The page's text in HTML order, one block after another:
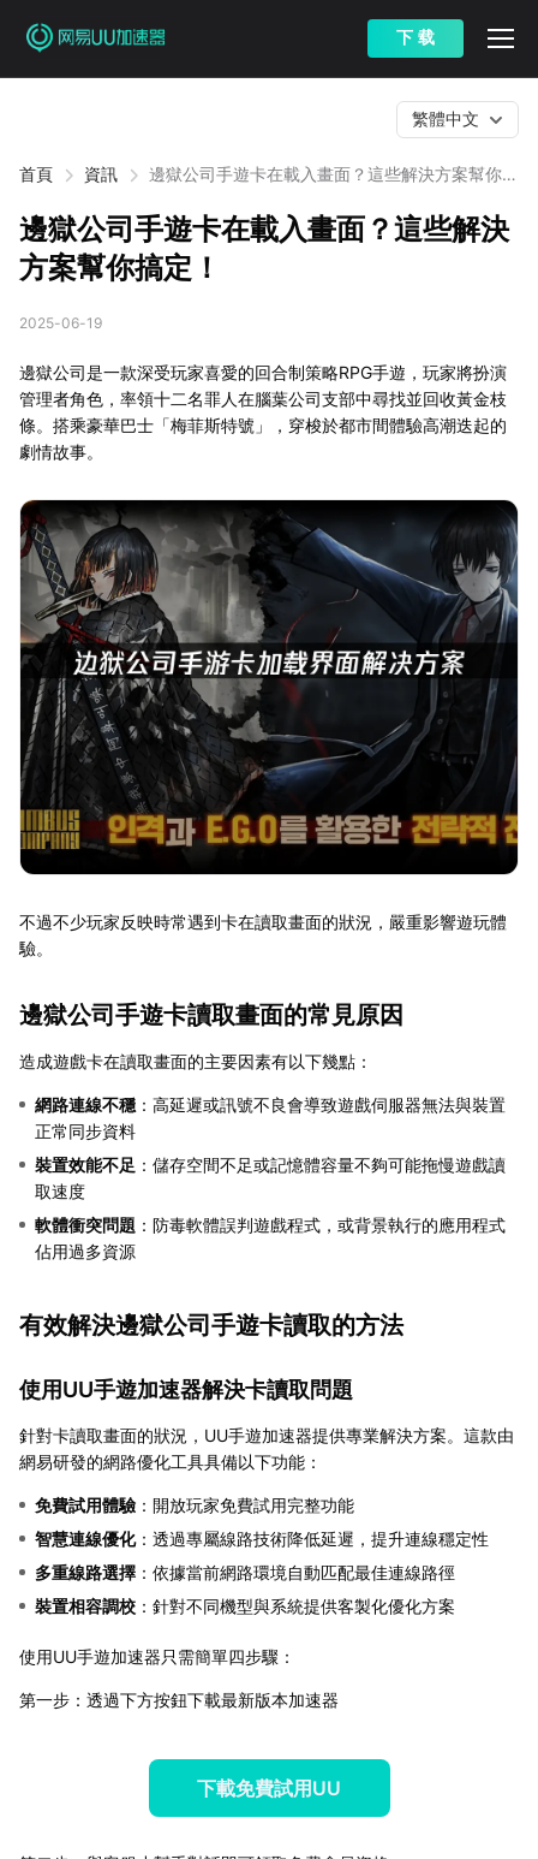
下 载
首頁 資訊
邊獄公司手遊卡在載入畫面？這些解決方案幫你搞
繁體中文
邊獄公司手遊卡在載入畫面？這些解決
方案幫你搞定！
2025-06-19
邊獄公司是一款深受玩家喜愛的回合制策略RPG手遊，玩家將扮演
管理者角色，率領十二名罪人在腦葉公司支部中尋找並回收黃金枝
條。搭乘豪華巴士「梅菲斯特號」，穿梭於都市間體驗高潮迭起的
劇情故事。
不過不少玩家反映時常遇到卡在讀取畫面的狀況，嚴重影響遊玩體
驗。
邊獄公司手遊卡讀取畫面的常見原因
造成遊戲卡在讀取畫面的主要因素有以下幾點：
網路連線不穩 ：高延遲或訊號不良會導致遊戲伺服器無法與裝置
正常同步資料
裝置效能不足 ：儲存空間不足或記憶體容量不夠可能拖慢遊戲讀
取速度
軟體衝突問題 ：防毒軟體誤判遊戲程式，或背景執行的應用程式
佔用過多資源
有效解決邊獄公司手遊卡讀取的方法
使用UU手遊加速器解決卡讀取問題
針對卡讀取畫面的狀況，UU手遊加速器提供專業解決方案。這款由
網易研發的網路優化工具具備以下功能：
免費試用體驗 ：開放玩家免費試用完整功能
智慧連線優化：透過專屬線路技術降低延遲，提升連線穩定性
多重線路選擇 ：依據當前網路環境自動匹配最佳連線路徑
裝置相容調校 ：針對不同機型與系統提供客製化優化方案
使用UU手遊加速器只需簡單四步驟：
第一步：透過下方按鈕下載最新版本加速器
下載免費試用UU